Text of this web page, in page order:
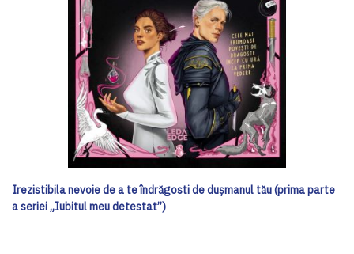
Irezistibila nevoie de a te îndrăgosti de dușmanul tău (prima parte
a seriei „Iubitul meu detestat”)